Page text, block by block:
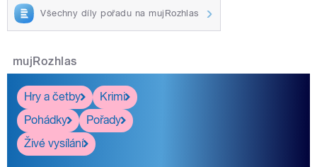
Všechny díly pořadu na mujRozhlas
mujRozhlas
Hry a četby
Krimi
Pohádky
Pořady
Živé vysílání